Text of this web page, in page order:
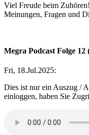
Viel Freude beim
Meinungen, Fragen und
Megra Podcast Folge 12
Fri, 18.Jul.2025:
Dies ist nur ein Auszug /
einloggen, haben Sie